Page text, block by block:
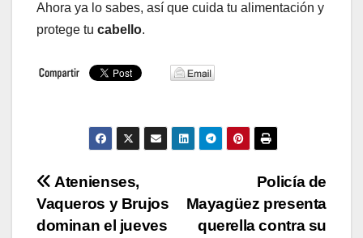
Ahora ya lo sabes, así que cuida tu alimentación y
protege tu cabello.
Navegación
de
Policía de
Mayagüez presenta
querella contra su
Atenienses,
Vaqueros y Brujos
dominan el jueves